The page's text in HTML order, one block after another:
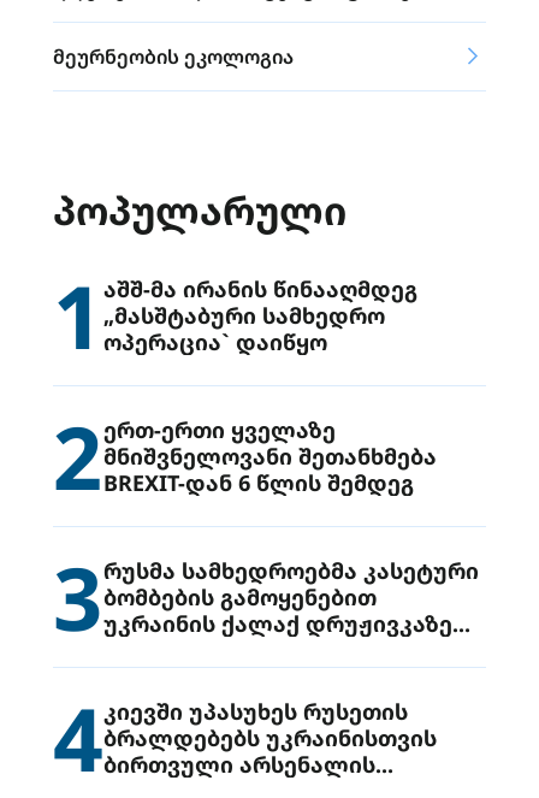
მეურნეობის ეკოლოგია
ᲞᲝᲞᲣᲚᲐᲠᲣᲚᲘ
1 აშშ-მა ირანის წინააღმდეგ
„მასშტაბური სამხედრო
ოპერაცია` დაიწყო
2ერთ-ერთი ყველაზე
მნიშვნელოვანი შეთანხმება
BREXIT-დან 6 წლის შემდეგ
3რუსმა სამხედროებმა კასეტური
ბომბების გამოყენებით
უკრაინის ქალაქ დრუჟივკაზე
4კიევში უპასუხეს რუსეთის
ბრალდებებს უკრაინისთვის
ბირთვული არსენალის